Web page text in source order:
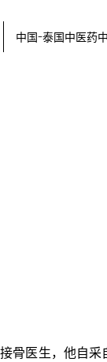
中国-泰国中医药
骨医生，他自